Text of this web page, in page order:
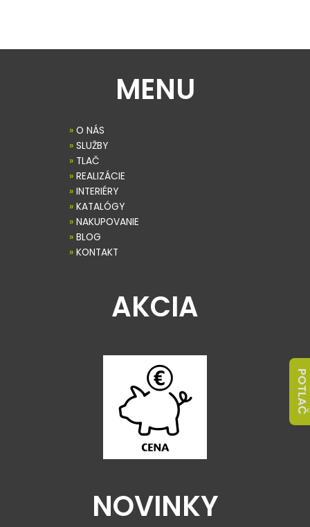
MENU
» O NÁS
» SLUŽBY
» TLAČ
» REALIZÁCIE
» INTERIÉRY
» KATALÓGY
» NAKUPOVANIE
» BLOG
» KONTAKT
AKCIA
NOVINKY
POTLAČ